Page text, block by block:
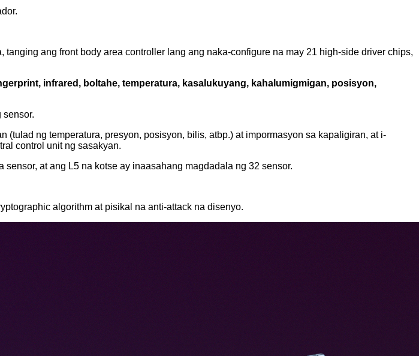
ang front body area controller lang ang naka-configure na may 21 high-side driver chips,
infrared, boltahe, temperatura, kasalukuyang, kahalumigmigan, posisyon,
sensor.
ng temperatura, presyon, posisyon, bilis, atbp.) at impormasyon sa kapaligiran, at i-
control unit ng sasakyan.
at ang L5 na kotse ay inaasahang magdadala ng 32 sensor.
algorithm at pisikal na anti-attack na disenyo.